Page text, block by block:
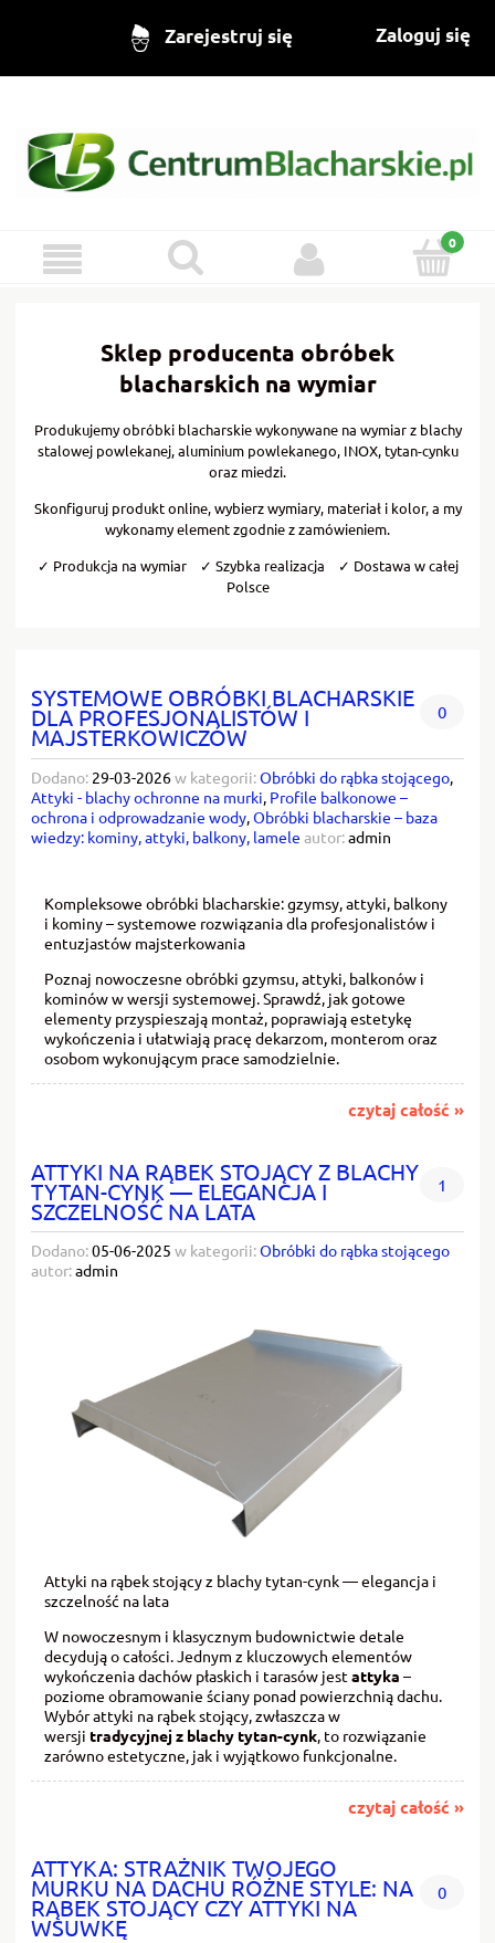
Zarejestruj się Zaloguj się
Sklep producenta obróbek
blacharskich na wymiar
Produkujemy obróbki blacharskie wykonywane na wymiar z blachy
stalowej powlekanej, aluminium powlekanego, INOX, tytan-cynku
oraz miedzi.
Skonfiguruj produkt online, wybierz wymiary, materiał i kolor, a my
wykonamy element zgodnie z zamówieniem.
✓ Produkcja na wymiar ✓ Szybka realizacja ✓ Dostawa w całej
Polsce
SYSTEMOWE OBRÓBKI BLACHARSKIE
DLA PROFESJONALISTÓW I
MAJSTERKOWICZÓW
0
Dodano: 29-03-2026w kategorii:Obróbki do rąbka stojącego,
Attyki - blachy ochronne na murki, Profile balkonowe –
ochrona i odprowadzanie wody,Obróbki blacharskie – baza
wiedzy: kominy, attyki, balkony, lamele autor:admin
Kompleksowe obróbki blacharskie: gzymsy, attyki, balkony
i kominy – systemowe rozwiązania dla profesjonalistów i
entuzjastów majsterkowania
Poznaj nowoczesne obróbki gzymsu, attyki, balkonów i
kominów w wersji systemowej. Sprawdź, jak gotowe
elementy przyspieszają montaż, poprawiają estetykę
wykończenia i ułatwiają pracę dekarzom, monterom oraz
osobom wykonującym prace samodzielnie.
czytaj całość »
ATTYKI NA RĄBEK STOJĄCY Z BLACHY
TYTAN-CYNK — ELEGANCJA I
SZCZELNOŚĆ NA LATA
1
Dodano:05-06-2025 w kategorii:Obróbki do rąbka stojącego
autor:admin
Attyki na rąbek stojący z blachy tytan-cynk — elegancja i
szczelność na lata
W nowoczesnym i klasycznym budownictwie detale
decydują o całości. Jednym z kluczowych elementów
wykończenia dachów płaskich i tarasów jestattyka –
poziome obramowanie ściany ponad powierzchnią dachu.
Wybór attyki na rąbek stojący, zwłaszcza w
wersji tradycyjnej z blachy tytan-cynk, to rozwiązanie
zarówno estetyczne, jak i wyjątkowo funkcjonalne.
czytaj całość »
ATTYKA: STRAŻNIK TWOJEGO
MURKU NA DACHU RÓŻNE STYLE: NA
RĄBEK STOJĄCY CZY ATTYKI NA
WSUWKĘ
0